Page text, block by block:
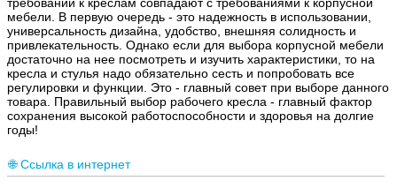
мебели. В первую очередь - это надежность в использовании,
универсальность дизайна, удобство, внешняя солидность и
привлекательность. Однако если для выбора корпусной мебели
достаточно на нее посмотреть и изучить характеристики, то на
кресла и стулья надо обязательно сесть и попробовать все
регулировки и функции. Это - главный совет при выборе данного
товара. Правильный выбор рабочего кресла - главный фактор
сохранения высокой работоспособности и здоровья на долгие
годы!
🌐 Ссылка в интернет